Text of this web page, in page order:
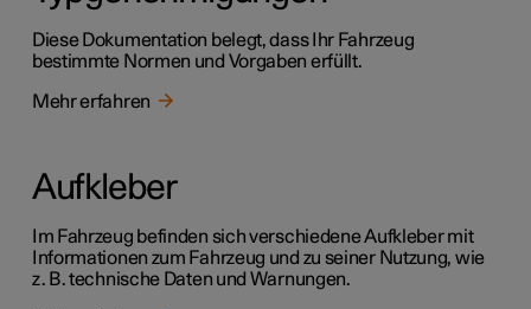
Diese Dokumentation belegt, dass Ihr Fahrzeug
bestimmte Normen und Vorgaben erfüllt.
Mehr erfahren
Aufkleber
Im Fahrzeug befinden sich verschiedene Aufkleber mit
Informationen zum Fahrzeug und zu seiner Nutzung, wie
z. B. technische Daten und Warnungen.